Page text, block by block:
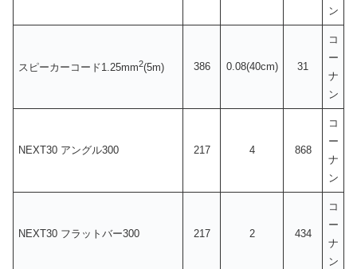
ン
スピーカーコード1.25mm2(5m) 386 0.08(40cm) 31
コ
ー
ナ
ン
NEXT30 アングル300 217 4 868
コ
ー
ナ
ン
NEXT30 フラットバー300 217 2 434
コ
ー
ナ
ン